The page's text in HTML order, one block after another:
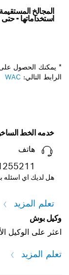
المجالخ
استخداماتها -
* يمكنك الحصول على
الرابط التالي: WAC
خدمه الخط
هاتف
هل لديك اي اسئله
تعلم المزيد
وكيل بوش
اعثر على الوكيل
تعلم المزيد